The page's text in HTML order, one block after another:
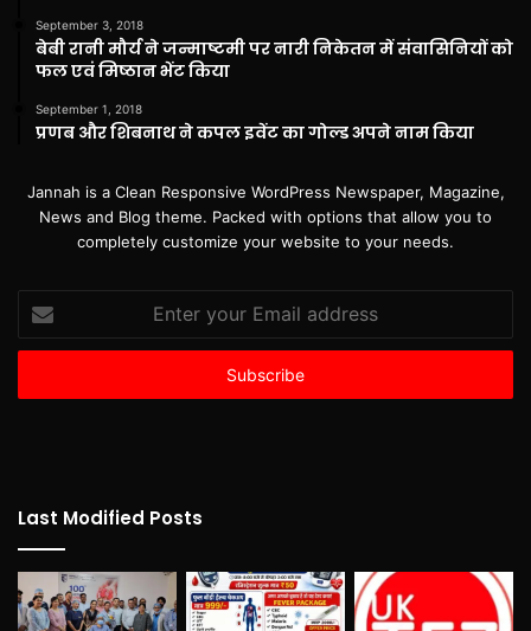
September 3, 2018
बेबी रानी मौर्य ने जन्माष्टमी पर नारी निकेतन में संवासिनियों को
फल एवं मिष्ठान भेंट किया
September 1, 2018
प्रणब और शिबनाथ ने कपल इवेंट का गोल्ड अपने नाम किया
Jannah is a Clean Responsive WordPress Newspaper, Magazine,
News and Blog theme. Packed with options that allow you to
completely customize your website to your needs.
your
Email
Last Modified Posts